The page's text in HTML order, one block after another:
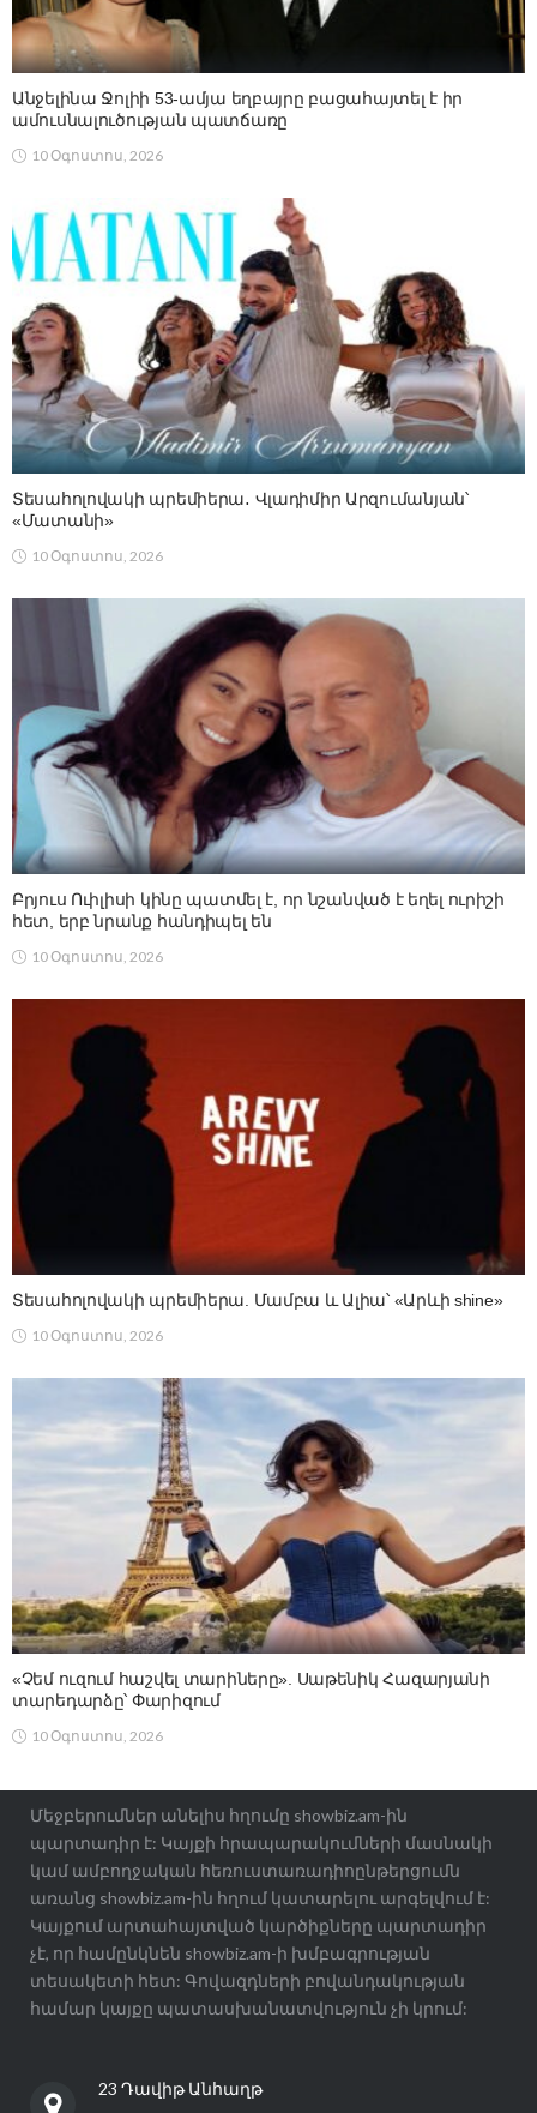
Անջելինա Ջոլիի 53-ամյա եղբայրը բացահայտել է իր
ամուսնալուծության պատճառը
10 Օգոստոս, 2026
Տեսահոլովակի պրեմիերա․ Վլադիմիր Արզումանյան՝
«Մատանի»
10 Օգոստոս, 2026
Բրյուս Ուիլիսի կինը պատմել է, որ նշանված է եղել ուրիշի
հետ, երբ նրանք հանդիպել են
10 Օգոստոս, 2026
Տեսահոլովակի պրեմիերա. Մամբա և Ալիա՝ «Արևի shine»
10 Օգոստոս, 2026
«Չեմ ուզում հաշվել տարիները». Սաթենիկ Հազարյանի
տարեդարձը՝ Փարիզում
10 Օգոստոս, 2026
Մեջբերումներ անելիս հղումը showbiz.am-ին
պարտադիր է: Կայքի հրապարակումների մասնակի
կամ ամբողջական հեռուստառադիոընթերցումն
առանց showbiz.am-ին հղում կատարելու արգելվում է:
Կայքում արտահայտված կարծիքները պարտադիր
չէ, որ համընկնեն showbiz.am-ի խմբագրության
տեսակետի հետ: Գովազդների բովանդակության
համար կայքը պատասխանատվություն չի կրում:
23 Դավիթ Անհաղթ